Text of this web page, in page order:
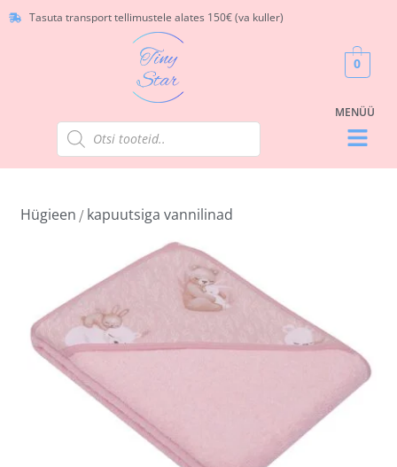
Tasuta transport tellimustele alates 150€ (va kuller)
0
Hügieen / kapuutsiga vannilinad